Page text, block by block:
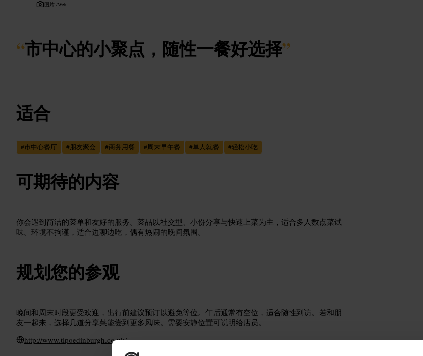
图片 /Web
“市中心的小聚点，随性一餐好选择”
适合
#市中心餐厅 #朋友聚会 #商务用餐 #周末早午餐 #单人就餐 #轻松小吃
可期待的内容
你会遇到简洁的菜单和友好的服务。菜品以社交型、小份分享与快速上菜为主，适合多人数点菜试
味。环境不拘谨，适合边聊边吃，偶有热闹的晚间氛围。
规划您的参观
晚间和周末时段更受欢迎，出行前建议预订以避免等位。午后通常有空位，适合随性到访。若和朋
友一起来，选择几道分享菜能尝到更多风味。需要安静位置可说明给店员。
http://www.tipoedinburgh.co.uk/